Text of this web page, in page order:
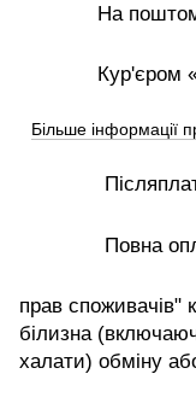
На
Кур'єром
Більше інформації
Повна
прав споживачів"
білизна
халати) обміну